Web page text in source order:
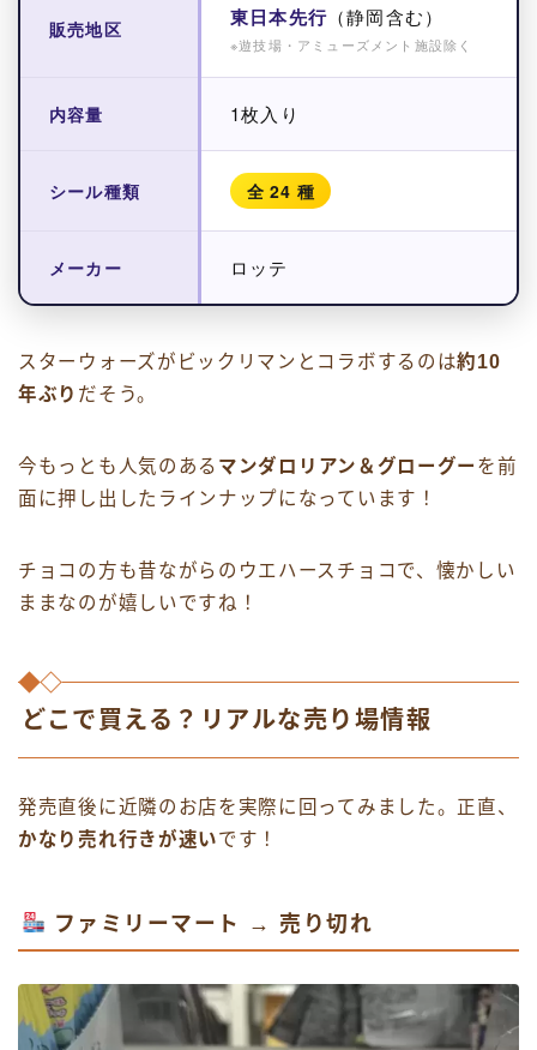
販売地区 東日本先行 （静岡含む）
※遊技場・アミューズメント施設除く
内容量 1枚入り
シール種類 全 24 種
メーカー ロッテ
スターウォーズがビックリマンとコラボするのは約10
年ぶり だそう。
今もっとも人気のある マンダロリアン＆グローグー を前
面に押し出したラインナップになっています！
チョコの方も昔ながらのウエハースチョコで、懐かしい
ままなのが嬉しいですね！
どこで買える？リアルな売り場情報
発売直後に近隣のお店を実際に回ってみました。正直、
かなり売れ行きが速いです！
ファミリーマート → 売り切れ